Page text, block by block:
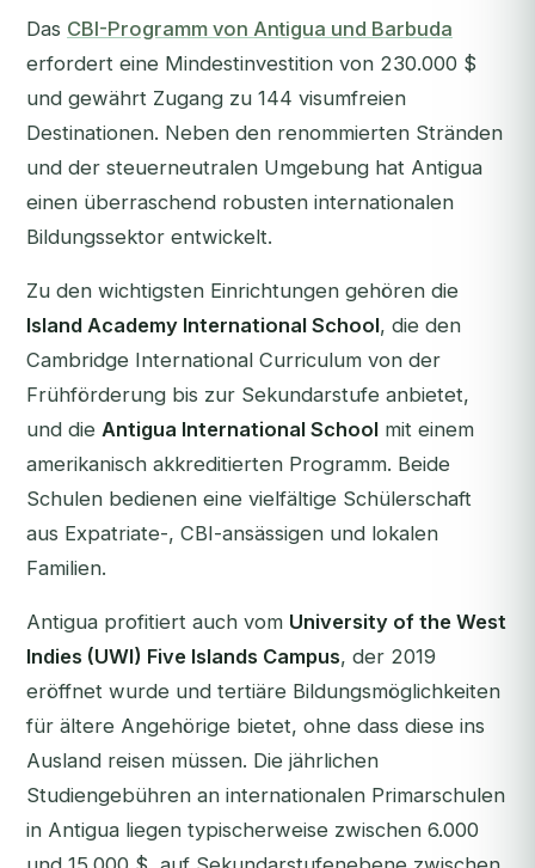
Das CBI-Programm von Antigua und Barbuda
erfordert eine Mindestinvestition von 230.000 $
und gewährt Zugang zu 144 visumfreien
Destinationen. Neben den renommierten Stränden
und der steuerneutralen Umgebung hat Antigua
einen überraschend robusten internationalen
Bildungssektor entwickelt.
Zu den wichtigsten Einrichtungen gehören die
Island Academy International School, die den
Cambridge International Curriculum von der
Frühförderung bis zur Sekundarstufe anbietet,
und die Antigua International School mit einem
amerikanisch akkreditierten Programm. Beide
Schulen bedienen eine vielfältige Schülerschaft
aus Expatriate-, CBI-ansässigen und lokalen
Familien.
Antigua profitiert auch vom University of the West
Indies (UWI) Five Islands Campus, der 2019
eröffnet wurde und tertiäre Bildungsmöglichkeiten
für ältere Angehörige bietet, ohne dass diese ins
Ausland reisen müssen. Die jährlichen
Studiengebühren an internationalen Primarschulen
in Antigua liegen typischerweise zwischen 6.000